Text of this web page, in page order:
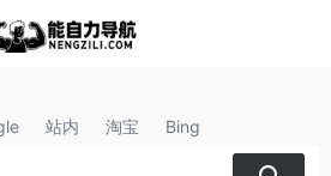
站内 淘宝 Bing